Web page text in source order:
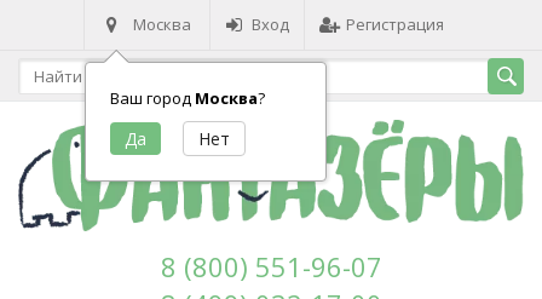
Москва
Ваш город Москва?
Вход Регистрация
8 (800) 551-96-07